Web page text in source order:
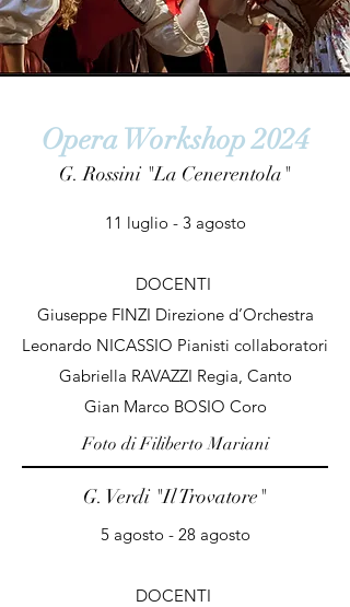
Opera Workshop 2024
G. Rossini "La Cenerentola"
11 luglio - 3 agosto
DOCENTI
Giuseppe FINZI Direzione d’Orchestra
Leonardo NICASSIO Pianisti collaboratori
Gabriella RAVAZZI Regia, Canto
Gian Marco BOSIO Coro
Foto di Filiberto Mariani
G. Verdi "Il Trovatore"
5 agosto - 28 agosto
DOCENTI